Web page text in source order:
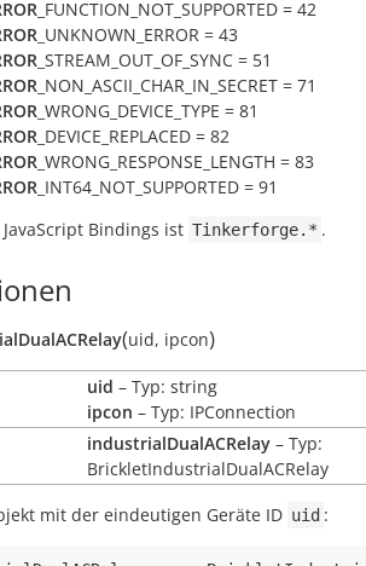
_FUNCTION_NOT_SUPPORTED = 42
_UNKNOWN_ERROR = 43
_STREAM_OUT_OF_SYNC = 51
_NON_ASCII_CHAR_IN_SECRET = 71
_WRONG_DEVICE_TYPE = 81
_DEVICE_REPLACED = 82
_WRONG_RESPONSE_LENGTH = 83
_INT64_NOT_SUPPORTED = 91
Bindings ist Tinkerforge.* .
(uid, ipcon)
uid – Typ: string
ipcon – Typ: IPConnection
industrialDualACRelay – Typ:
BrickletIndustrialDualACRelay
mit der eindeutigen Geräte ID uid :